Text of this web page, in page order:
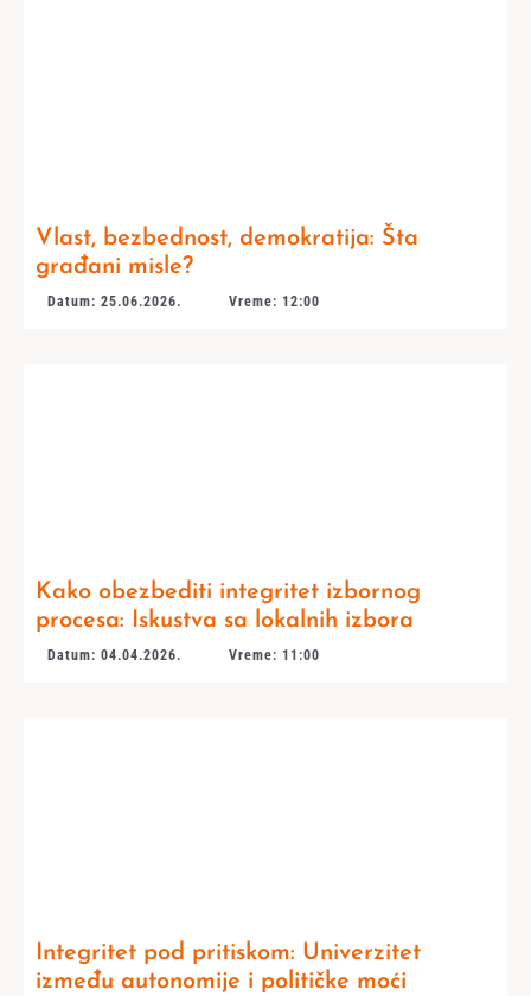
Vlast, bezbednost, demokratija: Šta
građani misle?
Datum: 25.06.2026. Vreme: 12:00
Kako obezbediti integritet izbornog
procesa: Iskustva sa lokalnih izbora
Datum: 04.04.2026. Vreme: 11:00
Integritet pod pritiskom: Univerzitet
između autonomije i političke moći